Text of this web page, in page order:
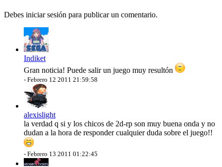
Debes iniciar sesión para publicar un comentario.
Indiket
Gran noticia! Puede salir un juego muy resultón
- Febrero 12 2011 21:59:58
alexislight
la verdad q si y los chicos de 2d-rp son muy buena onda y no
dudan a la hora de responder cualquier duda sobre el juego!!
- Febrero 13 2011 01:22:45